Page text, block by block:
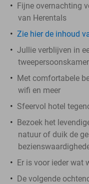
Fijne overnachting
van Herentals
Zie hier de inhoud
Jullie verblijven in
tweepersoonskamer
Met comfortabele
wifi en meer
Sfeervol hotel
Bezoek het
natuur of duik de
Er is voor ieder wat
De volgende